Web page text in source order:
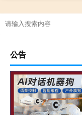
公告